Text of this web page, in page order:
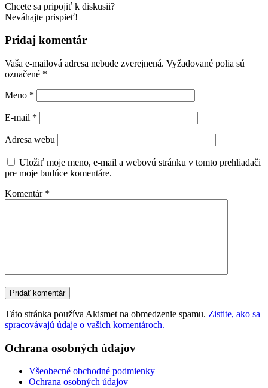
Chcete sa pripojiť k diskusii?
Neváhajte prispieť!
Pridaj komentár
Vaša e-mailová adresa nebude zverejnená. Vyžadované polia sú
označené *
Meno *
E-mail *
Adresa webu
Uložiť moje meno, e-mail a webovú stránku v tomto prehliadači
pre moje budúce komentáre.
Komentár *
Táto stránka používa Akismet na obmedzenie spamu. Zistite, ako sa
spracovávajú údaje o vašich komentároch.
Ochrana osobných údajov
Všeobecné obchodné podmienky
Ochrana osobných údajov